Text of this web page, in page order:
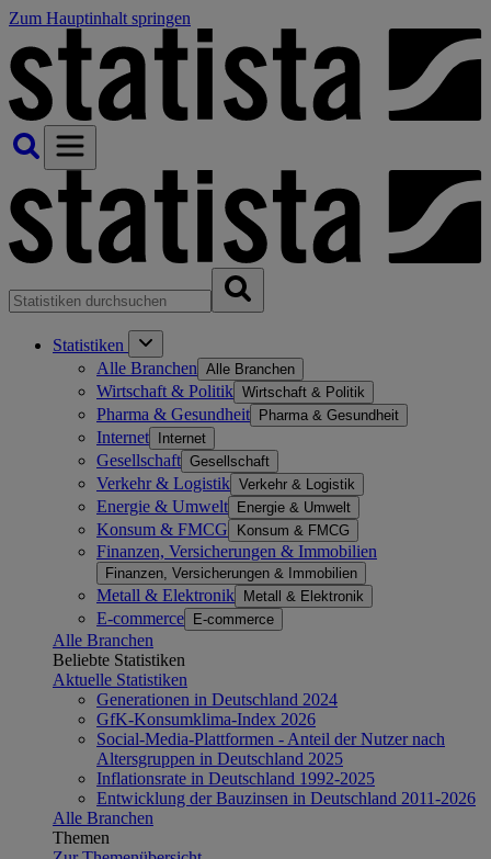
Zum Hauptinhalt springen
Statistiken
Alle Branchen Alle Branchen
Wirtschaft & Politik Wirtschaft & Politik
Pharma & Gesundheit Pharma & Gesundheit
Internet Internet
Gesellschaft Gesellschaft
Verkehr & Logistik Verkehr & Logistik
Energie & Umwelt Energie & Umwelt
Konsum & FMCG Konsum & FMCG
Finanzen, Versicherungen & Immobilien
Finanzen, Versicherungen & Immobilien
Metall & Elektronik Metall & Elektronik
E-commerce E-commerce
Alle Branchen
Beliebte Statistiken
Aktuelle Statistiken
Generationen in Deutschland 2024
GfK-Konsumklima-Index 2026
Social-Media-Plattformen - Anteil der Nutzer nach
Altersgruppen in Deutschland 2025
Inflationsrate in Deutschland 1992-2025
Entwicklung der Bauzinsen in Deutschland 2011-2026
Alle Branchen
Themen